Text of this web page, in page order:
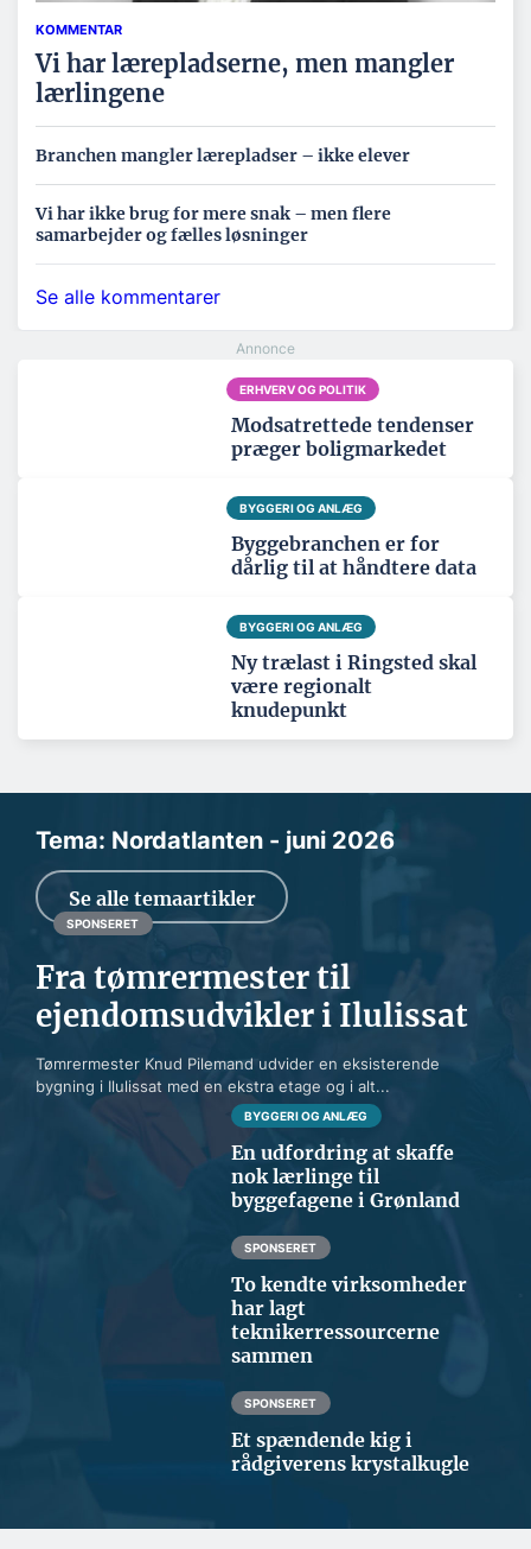
KOMMENTAR
Vi har lærepladserne, men mangler
lærlingene
Branchen mangler lærepladser – ikke elever
Vi har ikke brug for mere snak – men flere
samarbejder og fælles løsninger
Se alle kommentarer
ERHVERV OG POLITIK
Modsatrettede tendenser
præger boligmarkedet
BYGGERI OG ANLÆG
Byggebranchen er for
dårlig til at håndtere data
BYGGERI OG ANLÆG
Ny trælast i Ringsted skal
være regionalt
knudepunkt
Tema: Nordatlanten - juni 2026
Se alle temaartikler
SPONSERET
Fra tømrermester til
ejendomsudvikler i Ilulissat
Tømrermester Knud Pilemand udvider en eksisterende
bygning i Ilulissat med en ekstra etage og i alt...
BYGGERI OG ANLÆG
En udfordring at skaffe
nok lærlinge til
byggefagene i Grønland
SPONSERET
To kendte virksomheder
har lagt
teknikerressourcerne
sammen
SPONSERET
Et spændende kig i
rådgiverens krystalkugle